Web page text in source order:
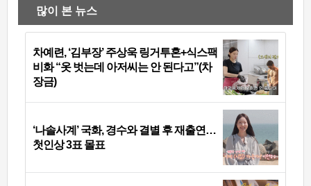
많이 본 뉴스
차예련, ‘김부장’ 주상욱 링거투혼+식스팩
비화 “옷 벗는데 아저씨는 안 된다고”(차
장금)
‘나솔사계’ 국화, 경수와 결별 후 재출연…
첫인상 3표 몰표